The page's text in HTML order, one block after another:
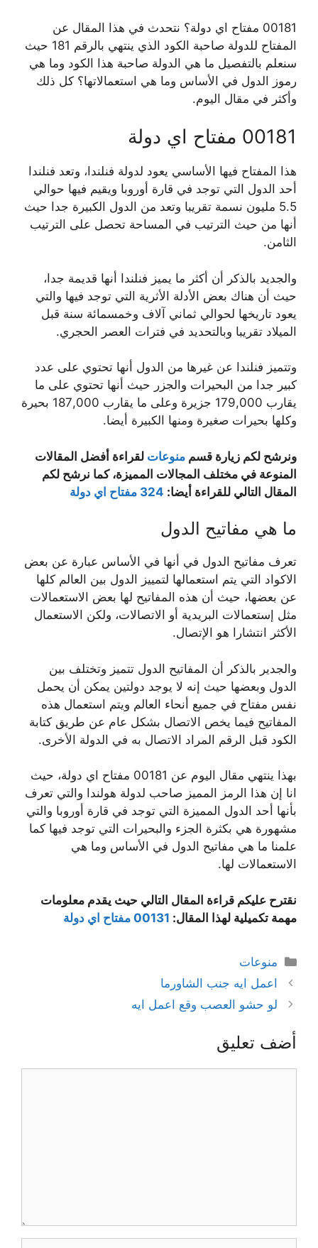
00181 مفتاح اي دولة؟ نتحدث في هذا المقال عن
المفتاح للدولة صاحبة الكود الذي ينتهي بالرقم 181 حيث
سنعلم بالتفصيل ما هي الدولة صاحبة هذا الكود وما هي
رموز الدول في الأساس وما هي استعمالاتها؟ كل ذلك
وأكثر في مقال اليوم.
00181 مفتاح اي دولة
هذا المفتاح فيها الأساسي يعود لدولة فنلندا، وتعد فنلندا
أحد الدول التي توجد في قارة أوروبا ويقيم فيها حوالي
5.5 مليون نسمة تقريبا وتعد من الدول الكبيرة جدا حيث
أنها من حيث الترتيب في المساحة تحصل على الترتيب
الثامن.
والجديد بالذكر أن أكثر ما يميز فنلندا أنها قديمة جدا،
حيث أن هناك بعض الأدلة الأثرية التي توجد فيها والتي
يعود تاريخها لحوالي ثماني آلاف وخمسمائة سنة قبل
الميلاد تقريبا وبالتحديد في فترات العصر الحجري.
وتتميز فنلندا عن غيرها من الدول أنها تحتوي على عدد
كبير جدا من البحيرات والجزر حيث أنها تحتوي على ما
يقارب 179,000 جزيرة وعلى ما يقارب 187,000 بحيرة
وكلها بحيرات صغيرة ومنها الكبيرة أيضا.
ونرشح لكم زيارة قسم منوعات لقراءة أفضل المقالات
المنوعة في مختلف المجالات المميزة، كما نرشح لكم
المقال التالي للقراءة أيضا: 324 مفتاح اي دولة
ما هي مفاتيح الدول
تعرف مفاتيح الدول في أنها في الأساس عبارة عن بعض
الاكواد التي يتم استعمالها لتمييز الدول بين العالم كلها
عن بعضها، حيث أن هذه المفاتيح لها بعض الاستعمالات
مثل إستعمالات البريدية أو الاتصالات، ولكن الاستعمال
الأكثر انتشارا هو الإتصال.
والجدير بالذكر أن المفاتيح الدول تتميز وتختلف بين
الدول وبعضها حيث إنه لا يوجد دولتين يمكن أن يحمل
نفس مفتاح في جميع أنحاء العالم ويتم استعمال هذه
المفاتيح فيما يخص الاتصال بشكل عام عن طريق كتابة
الكود قبل الرقم المراد الاتصال به في الدولة الأخرى.
بهذا ينتهي مقال اليوم عن 00181 مفتاح اي دولة، حيث
انا إن هذا الرمز المميز صاحب لدولة هولندا والتي تعرف
بأنها أحد الدول المميزة التي توجد في قارة أوروبا والتي
مشهورة هي بكثرة الجزء والبحيرات التي توجد فيها كما
علمنا ما هي مفاتيح الدول في الأساس وما هي
الاستعمالات لها.
نقترح عليكم قراءة المقال التالي حيث يقدم معلومات
مهمة تكميلية لهذا المقال: 00131 مفتاح اي دولة
التصنيفات
منوعات
اعمل ايه جنب الشاورما
لو حشو العصب وقع اعمل ايه
أضف تعليق